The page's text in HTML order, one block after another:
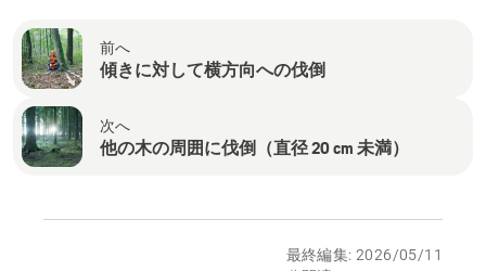
前へ
傾きに対して横方向への伐倒
次へ
他の木の周囲に伐倒（直径 20 cm 未満）
最終編集: 2026/05/11